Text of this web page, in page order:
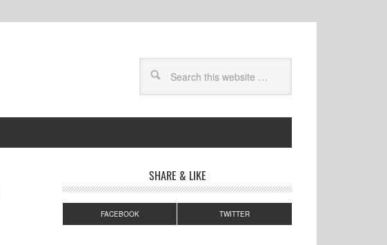
SHARE & LIKE
FACEBOOK TWITTER